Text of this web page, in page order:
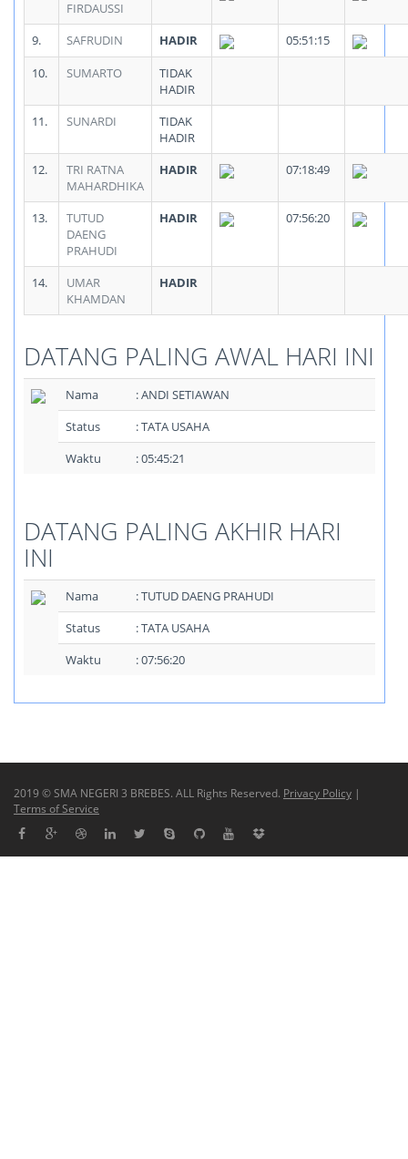
FIRDAUSSI
9.
SAFRUDIN HADIR
05:51:15
10.
SUMARTO
TIDAK
HADIR
11.
SUNARDI
TIDAK
HADIR
12.
TRI RATNA
MAHARDHIKA
HADIR 07:18:49
13.
TUTUD
DAENG
PRAHUDI
HADIR 07:56:20
14.
UMAR
KHAMDAN
HADIR
DATANG PALING AWAL HARI INI
Nama
: ANDI SETIAWAN
Status
: TATA USAHA
Waktu
: 05:45:21
DATANG PALING AKHIR HARI
INI
Nama
: TUTUD DAENG PRAHUDI
Status
: TATA USAHA
Waktu
: 07:56:20
2019 © SMA NEGERI 3 BREBES. ALL Rights Reserved. Privacy Policy |
Terms of Service